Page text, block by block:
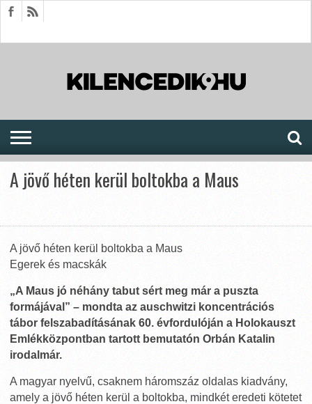
A jövő héten kerül boltokba a Maus
A jövő héten kerül boltokba a Maus
Egerek és macskák
„A Maus jó néhány tabut sért meg már a puszta
formájával” – mondta az auschwitzi koncentrációs
tábor felszabadításának 60. évfordulóján a Holokauszt
Emlékközpontban tartott bemutatón Orbán Katalin
irodalmár.
A magyar nyelvű, csaknem háromszáz oldalas kiadvány,
amely a jövő héten kerül a boltokba, mindkét eredeti kötetet